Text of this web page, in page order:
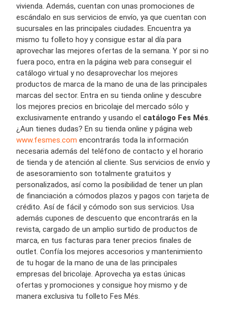
vivienda. Además, cuentan con unas promociones de
escándalo en sus servicios de envío, ya que cuentan con
sucursales en las principales ciudades. Encuentra ya
mismo tu folleto hoy y consigue estar al día para
aprovechar las mejores ofertas de la semana. Y por si no
fuera poco, entra en la página web para conseguir el
catálogo virtual y no desaprovechar los mejores
productos de marca de la mano de una de las principales
marcas del sector. Entra en su tienda online y descubre
los mejores precios en bricolaje del mercado sólo y
exclusivamente entrando y usando el catálogo Fes Més.
¿Aun tienes dudas? En su tienda online y página web
www.fesmes.com encontrarás toda la información
necesaria además del teléfono de contacto y el horario
de tienda y de atención al cliente. Sus servicios de envío y
de asesoramiento son totalmente gratuitos y
personalizados, así como la posibilidad de tener un plan
de financiación a cómodos plazos y pagos con tarjeta de
crédito. Así de fácil y cómodo son sus servicios. Usa
además cupones de descuento que encontrarás en la
revista, cargado de un amplio surtido de productos de
marca, en tus facturas para tener precios finales de
outlet. Confía los mejores accesorios y mantenimiento
de tu hogar de la mano de una de las principales
empresas del bricolaje. Aprovecha ya estas únicas
ofertas y promociones y consigue hoy mismo y de
manera exclusiva tu folleto Fes Més.